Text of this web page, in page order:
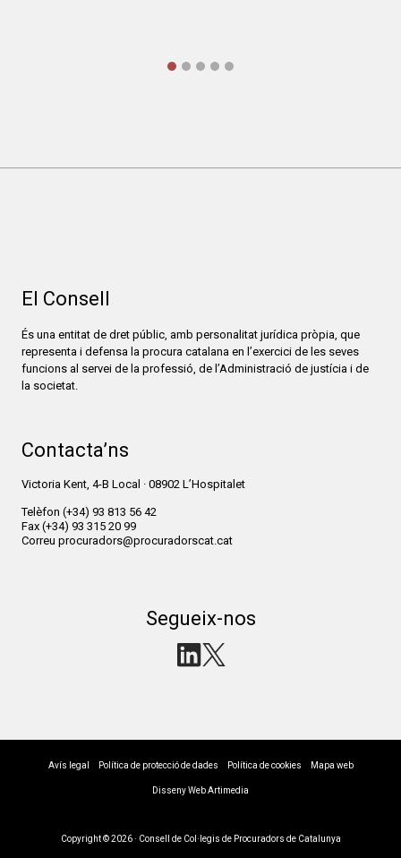
El Consell
És una entitat de dret públic, amb personalitat jurídica pròpia, que
representa i defensa la procura catalana en l’exercici de les seves
funcions al servei de la professió, de l’Administració de justícia i de
la societat.
Contacta’ns
Victoria Kent, 4-B Local · 08902 L’Hospitalet
Telèfon (+34) 93 813 56 42
Fax (+34) 93 315 20 99
Correu procuradors@procuradorscat.cat
Segueix-nos
Avís legal Política de protecció de dades Política de cookies Mapa web
Disseny Web Artimedia
Copyright © 2026 · Consell de Col·legis de Procuradors de Catalunya